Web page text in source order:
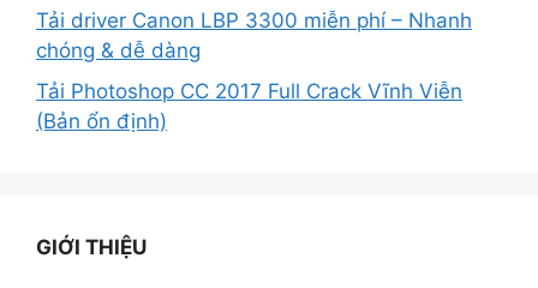
Tải driver Canon LBP 3300 miễn phí – Nhanh
chóng & dễ dàng
Tải Photoshop CC 2017 Full Crack Vĩnh Viễn
(Bản ổn định)
GIỚI THIỆU